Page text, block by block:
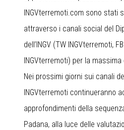
INGVterremoti.com sono stati
attraverso i canali social del
dell’INGV (TW INGVterremoti, FB
INGVterremoti) per la
Nei prossimi giorni sui canali
INGVterremoti continueranno
approfondimenti della
Padana, alla luce delle